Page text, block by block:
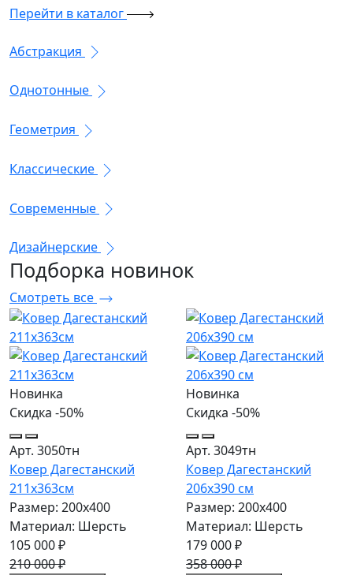
Перейти в каталог
Абстракция
Однотонные
Геометрия
Классические
Современные
Дизайнерские
Подборка новинок
Смотреть все
Новинка
Скидка -50%
Арт. 3050тн
Ковер Дагестанский
211x363см
Размер: 200х400
Материал: Шерсть
105 000 ₽
210 000 ₽
Новинка
Скидка -50%
Арт. 3049тн
Ковер Дагестанский
206x390 см
Размер: 200х400
Материал: Шерсть
179 000 ₽
358 000 ₽